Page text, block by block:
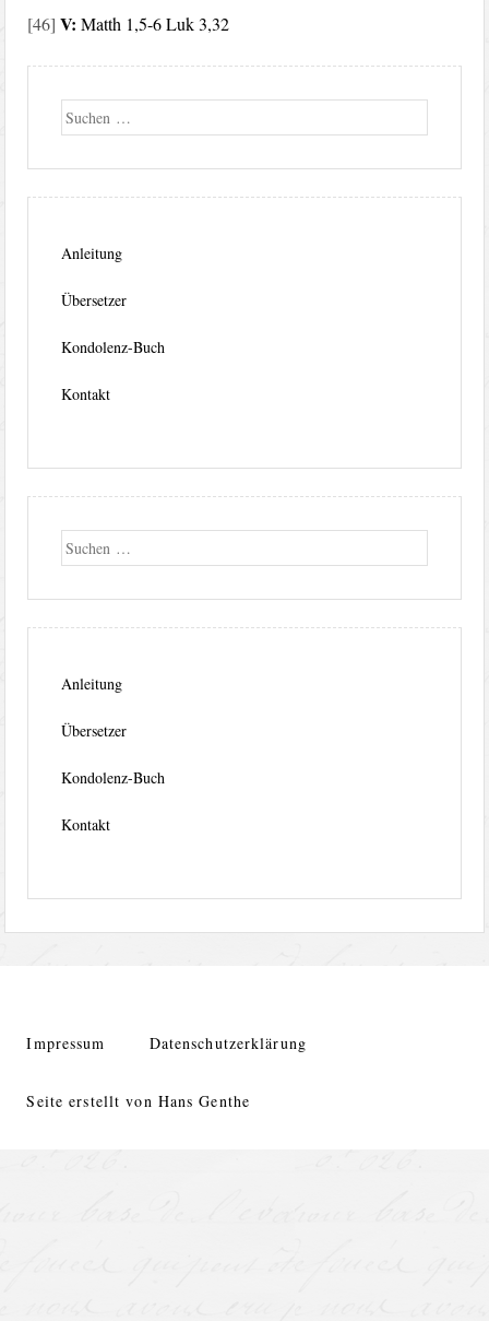
[46] V:Matth 1,5-6 Luk 3,32
Suche
Anleitung
Übersetzer
Kondolenz-Buch
Kontakt
Suche
Anleitung
Übersetzer
Kondolenz-Buch
Kontakt
Impressum Datenschutzerklärung
Seite erstellt von Hans Genthe